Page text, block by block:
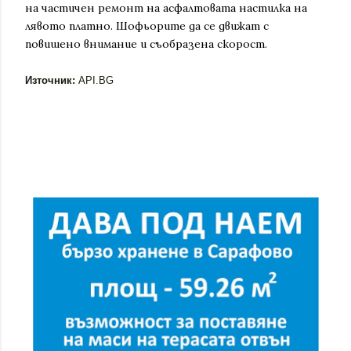
на частичен ремонт на асфалтовата настилка на
лявото платно. Шофьорите да се движат с
повишено внимание и съобразена скорост.
Източник: API.BG